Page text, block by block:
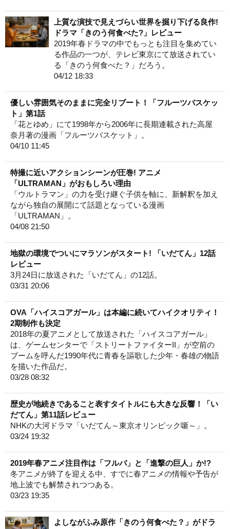
上質な演技で見えづらい世界を掘り下げる良作!
ドラマ「きのう何食べた?」レビュー
2019年春ドラマの中でもっとも注目を集めてい
る作品の一つが、テレビ東京にて放送されてい
る「きのう何食べた？」だろう。
04/12 18:33
優しい雰囲気そのままに完全リブート！「フルーツバスケッ
ト」第1話
「花とゆめ」にて1998年から2006年に長期連載された高屋
奈月著の漫画「フルーツバスケット」。
04/10 11:45
特撮に近いアクションシーンが圧巻! アニメ
「ULTRAMAN」がおもしろい理由
「ウルトラマン」の力を受け継ぐ子供を軸に、新解釈を加え
ながら独自の展開にて話題となっている漫画
「ULTRAMAN」。
04/08 21:50
地獄の環境でついにマラソンがスタート! 「いだてん」12話
レビュー
3月24日に放送された「いだてん」の12話。
03/31 20:06
OVA「ハイスコアガール」は本編に続いてハイクオリティ！
2期制作も決定
2018年の夏アニメとして放送された「ハイスコアガール」
は、ゲームセンターで「ストリートファイターII」が空前の
ブームを呼んだ1990年代に青春を謳歌した少年・春雄の物語
を描いた作品だ。
03/28 08:32
歴史が地続きであること表すタイトルにも大きな反響！「い
だてん」第11話レビュー
NHKの大河ドラマ「いだてん～東京オリンピック噺～」。
03/24 19:32
2019年春アニメ注目作は「フルバ」と「進撃の巨人」か!?
冬アニメが終了を迎える中、すでに春アニメの情報や予告が
地上波でも解禁されつつある。
03/23 19:35
よしながふみ原作「きのう何食べた？」がドラ